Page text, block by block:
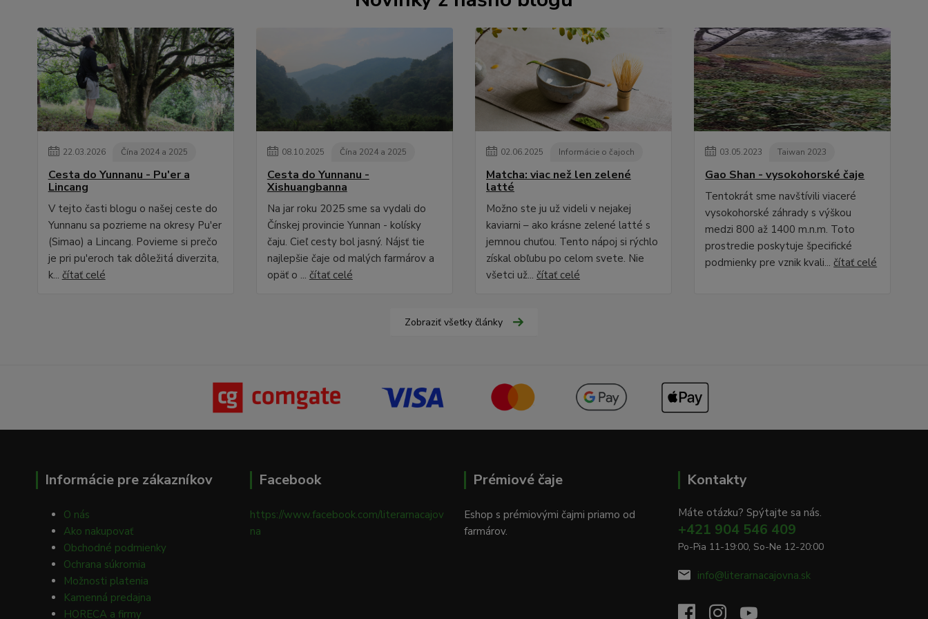
22.03.2026 Čína 2024 a 2025
Cesta do Yunnanu - Pu'er a
Lincang
V tejto časti blogu o našej ceste do
Yunnanu sa pozrieme na okresy Pu'er
(Simao) a Lincang. Povieme si prečo
je pri pu'eroch tak dôležitá diverzita,
k... čítať celé
08.10.2025 Čína 2024 a 2025
Cesta do Yunnanu -
Xishuangbanna
Na jar roku 2025 sme sa vydali do
Čínskej provincie Yunnan - kolísky
čaju. Cieľ cesty bol jasný. Nájsť tie
najlepšie čaje od malých farmárov a
opäť o ... čítať celé
02.06.2025 Informácie o čajoch
Matcha: viac než len zelené
latté
Možno ste ju už videli v nejakej
kaviarni – ako krásne zelené latté s
jemnou chuťou. Tento nápoj si rýchlo
získal obľubu po celom svete. Nie
všetci už... čítať celé
03.05.2023 Taiwan 2023
Gao Shan - vysokohorské čaje
Tentokrát sme navštívili viaceré
vysokohorské záhrady s výškou
medzi 800 až 1400 m.n.m. Toto
prostredie poskytuje špecifické
podmienky pre vznik kvali...čítať celé
Zobraziť všetky články
Informácie pre zákazníkov
O nás
Ako nakupovať
Obchodné podmienky
Ochrana súkromia
Možnosti platenia
Kamenná predajna
HORECA a firmy
Facebook
https://www.facebook.com/literarnacajov
na
Prémiové čaje
Eshop s prémiovými čajmi priamo od
farmárov.
Kontakty
Máte otázku? Spýtajte sa nás.
+421 904 546 409
Po-Pia 11-19:00, So-Ne 12-20:00
info@literarnacajovna.sk